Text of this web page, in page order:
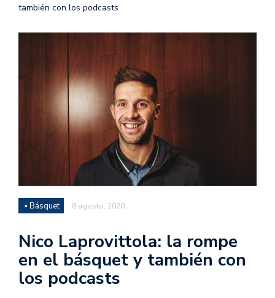
también con los podcasts
▪ Básquet 8 agosto, 2020
Nico Laprovittola: la rompe
en el básquet y también con
los podcasts